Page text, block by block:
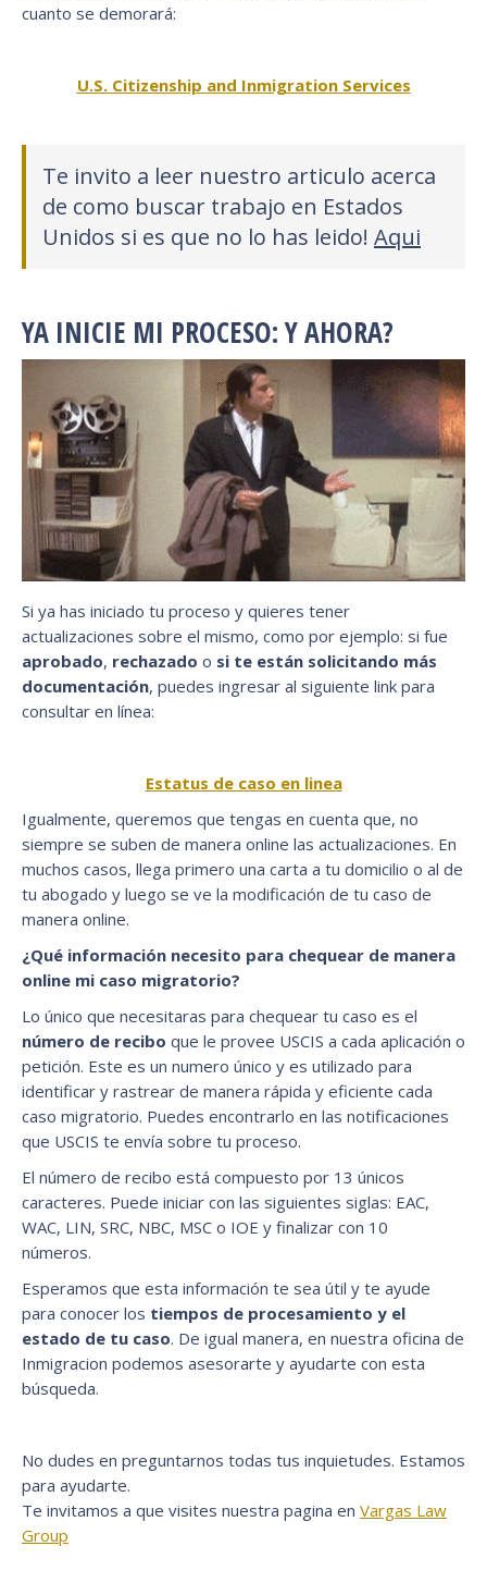
cuanto se demorará:
U.S. Citizenship and Inmigration Services
Te invito a leer nuestro articulo acerca
de como buscar trabajo en Estados
Unidos si es que no lo has leido! Aqui
YA INICIE MI PROCESO: Y AHORA?
Si ya has iniciado tu proceso y quieres tener
actualizaciones sobre el mismo, como por ejemplo: si fue
aprobado, rechazado o si te están solicitando más
documentación, puedes ingresar al siguiente link para
consultar en línea:
Estatus de caso en linea
Igualmente, queremos que tengas en cuenta que, no
siempre se suben de manera online las actualizaciones. En
muchos casos, llega primero una carta a tu domicilio o al de
tu abogado y luego se ve la modificación de tu caso de
manera online.
¿Qué información necesito para chequear de manera
online mi caso migratorio?
Lo único que necesitaras para chequear tu caso es el
número de recibo que le provee USCIS a cada aplicación o
petición. Este es un numero único y es utilizado para
identificar y rastrear de manera rápida y eficiente cada
caso migratorio. Puedes encontrarlo en las notificaciones
que USCIS te envía sobre tu proceso.
El número de recibo está compuesto por 13 únicos
caracteres. Puede iniciar con las siguientes siglas: EAC,
WAC, LIN, SRC, NBC, MSC o IOE y finalizar con 10
números.
Esperamos que esta información te sea útil y te ayude
para conocer los tiempos de procesamiento y el
estado de tu caso. De igual manera, en nuestra oficina de
Inmigracion podemos asesorarte y ayudarte con esta
búsqueda.
No dudes en preguntarnos todas tus inquietudes. Estamos
para ayudarte.
Te invitamos a que visites nuestra pagina en Vargas Law
Group